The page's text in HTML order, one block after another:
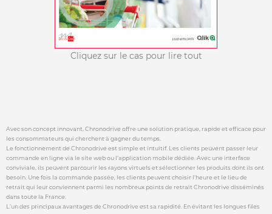
Cliquez sur le cas pour lire tout
Avec son concept innovant, Chronodrive offre une solution pratique, rapide et efficace pour
les consommateurs qui cherchent à gagner du temps.
Le fonctionnement de Chronodrive est simple et intuitif. Les clients peuvent passer leur
commande en ligne via le site web ou l’application mobile dédiée. Avec une interface
conviviale, ils peuvent parcourir les rayons virtuels et sélectionner les produits dont ils ont
besoin. Une fois la commande passée, les clients peuvent choisir l’heure et le lieu de
retrait qui leur conviennent parmi les nombreux points de retrait Chronodrive disséminés
dans toute la France.
L’un des principaux avantages de Chronodrive est sa rapidité. En évitant les longues files